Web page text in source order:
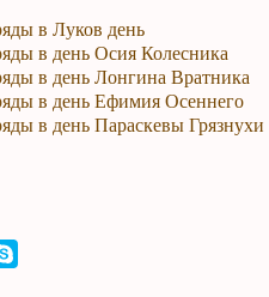
в Луков день
в день Осия Колесника
в день Лонгина Вратника
в день Ефимия Осеннего
в день Параскевы Грязнухи